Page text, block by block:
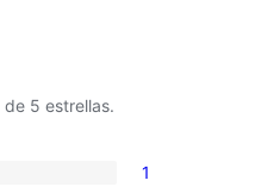
de 5 estrellas.
1